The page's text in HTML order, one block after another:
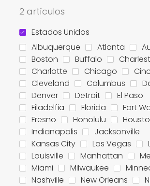
2 artículos
Estados Unidos
Albuquerque
Atlanta
Boston
Buffalo
Charlotte
Chicago
Cleveland
Columbus
Denver
Detroit
El Paso
Filadelfia
Florida
Fort
Fresno
Honolulu
Indianapolis
Jacksonville
Kansas City
Las Vegas
Louisville
Manhattan
Miami
Milwaukee
Nashville
New Orleans